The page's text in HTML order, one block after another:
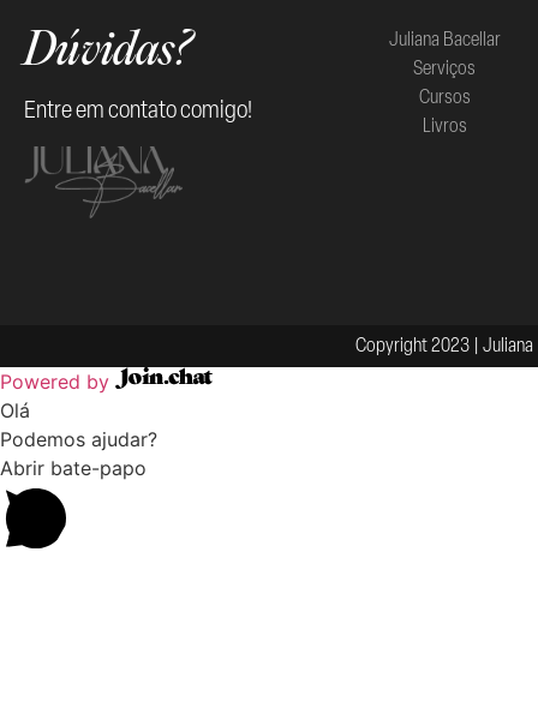
Dúvidas?
Entre em contato comigo!
Juliana Bacellar
Serviços
Cursos
Livros
Copyright 2023 | Juliana
Powered by
Olá
Podemos ajudar?
Abrir bate-papo